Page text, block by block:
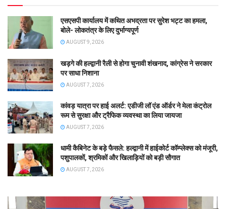
एसएसपी कार्यालय में कथित अभद्रता पर सुरेश भट्ट का हमला,
बोले- लोकतंत्र के लिए दुर्भाग्यपूर्ण
AUGUST 9, 2026
खड़गे की हल्द्वानी रैली से होगा चुनावी शंखनाद, कांग्रेस ने सरकार
पर साधा निशाना
AUGUST 7, 2026
कांवड़ यात्रा पर हाई अलर्ट: एडीजी लॉ एंड ऑर्डर ने मेला कंट्रोल
रूम से सुरक्षा और ट्रैफिक व्यवस्था का लिया जायजा
AUGUST 7, 2026
धामी कैबिनेट के बड़े फैसले: हल्द्वानी में हाईकोर्ट कॉम्प्लेक्स को मंजूरी,
पशुपालकों, श्रमिकों और खिलाड़ियों को बड़ी सौगात
AUGUST 7, 2026